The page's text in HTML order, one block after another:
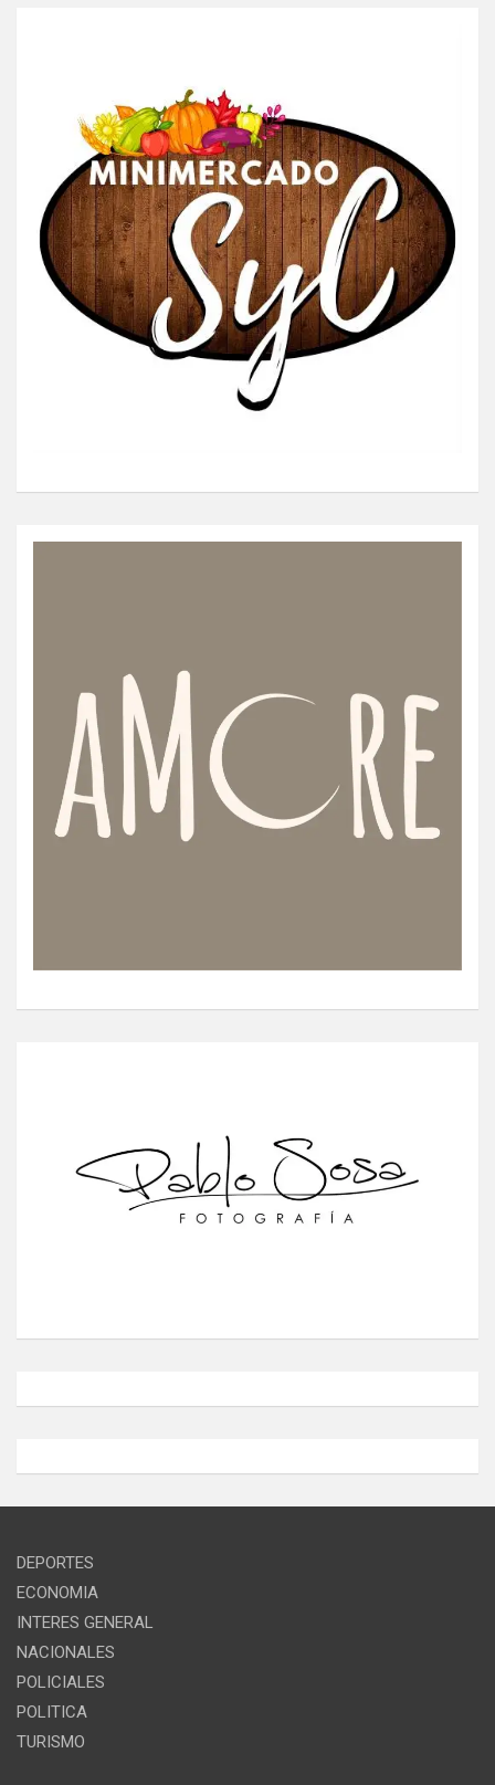
DEPORTES
ECONOMIA
INTERES GENERAL
NACIONALES
POLICIALES
POLITICA
TURISMO